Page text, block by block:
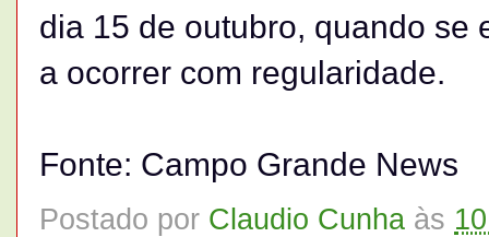
dia 15 de outubro, quando se
a ocorrer com regularidade.
Fonte: Campo Grande News
Postado por Claudio Cunha às